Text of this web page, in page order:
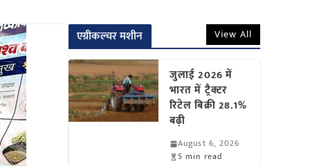
एग्रीकल्चर मशीन View All
जुलाई 2026 में
भारत में ट्रैक्टर
रिटेल बिक्री 28.1%
बढ़ी
August 6, 2026
5 min read